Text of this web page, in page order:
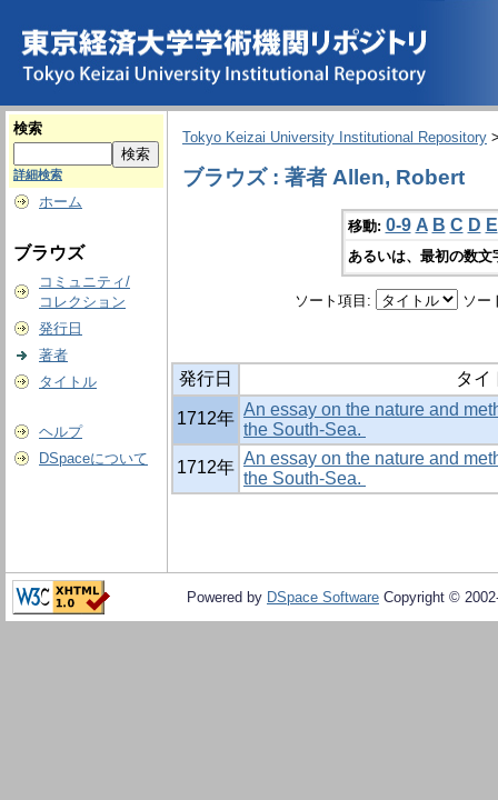
検索
詳細検索
ホーム
ブラウズ
コミュニティ/
コレクション
発行日
著者
タイトル
ヘルプ
DSpaceについて
Tokyo Keizai University Institutional Repository
ブラウズ : 著者 Allen, Robert
移動: 0-9 A B C D E
あるいは、最初の数
ソート項目: ソー
発行日 タイ
1712年 An essay on the nature and
the South-Sea.
1712年 An essay on the nature and
the South-Sea.
Powered by DSpace Software Copyright ©